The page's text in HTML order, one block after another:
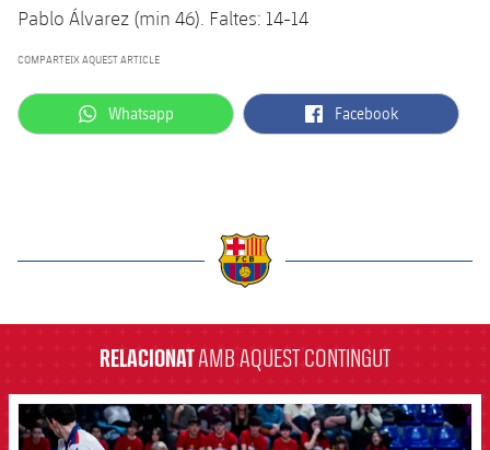
Pablo Álvarez (min 46). Faltes: 14-14
COMPARTEIX AQUEST ARTICLE
label.aria.whatsapp
Whatsapp label.aria.facebook
Facebook
RELACIONATAMB AQUEST CONTINGUT
FCB Barcelona badge